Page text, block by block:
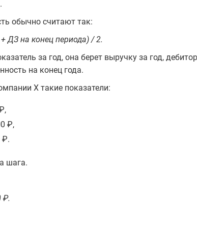
обычно считают так:
ДЗ на конец периода) / 2.
за год, она берет выручку за год,
на конец года.
Х такие показатели:
₽,
₽.
шага.
₽.